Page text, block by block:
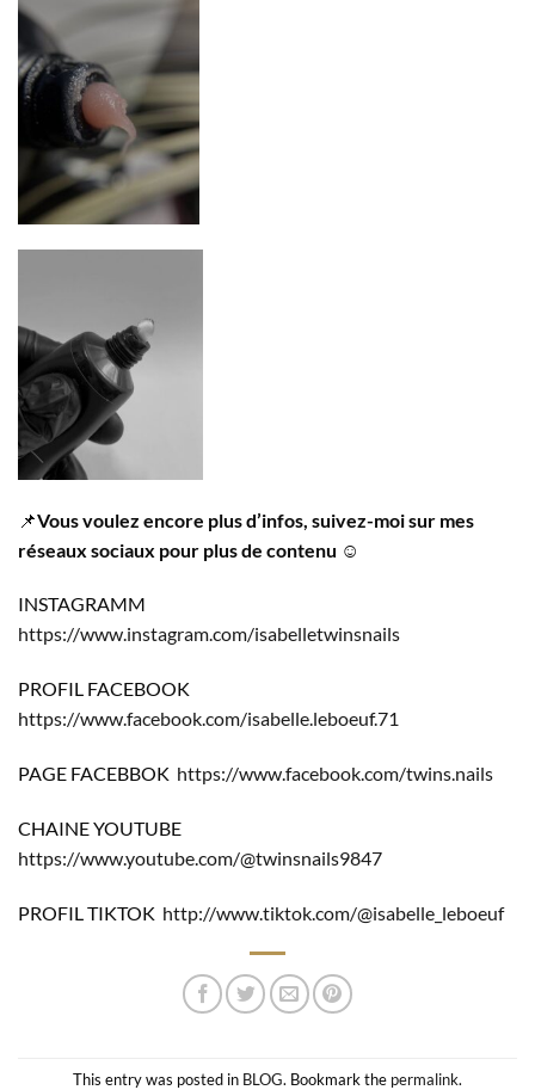
📌Vous voulez encore plus d’infos, suivez-moi sur mes
réseaux sociaux pour plus de contenu ☺️
INSTAGRAMM
https://www.instagram.com/isabelletwinsnails
PROFIL FACEBOOK
https://www.facebook.com/isabelle.leboeuf.71
PAGE FACEBBOK https://www.facebook.com/twins.nails
CHAINE YOUTUBE
https://www.youtube.com/@twinsnails9847
PROFIL TIKTOK http://www.tiktok.com/@isabelle_leboeuf
This entry was posted in BLOG. Bookmark the permalink.